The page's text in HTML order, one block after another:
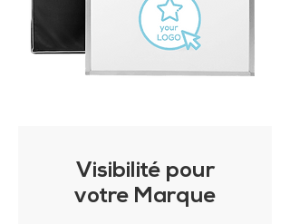
Visibilité pour
votre Marque